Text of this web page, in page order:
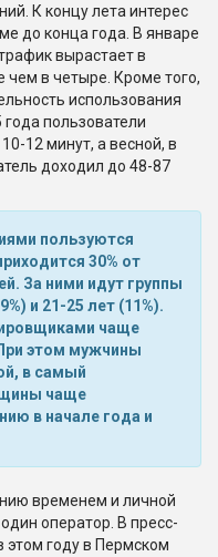
К концу лета интерес
до конца года. В январе
вырастает в
чем в четыре. Кроме того,
использования
пользователи
12 минут, а весной, в
доходил до 48-87
пользуются
30% от
За ними идут группы
и 21-25 лет (11%).
чаще
этом мужчины
в самый
чаще
в начале года и
временем и личной
оператор. В пресс-
этом году в Пермском